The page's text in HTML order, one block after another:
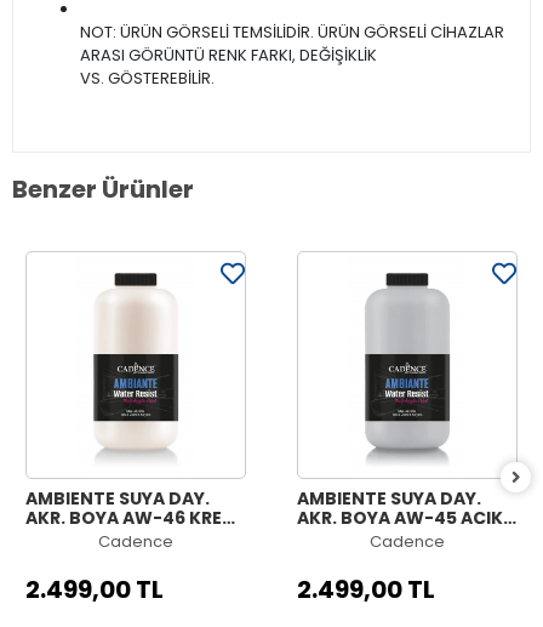
NOT: ÜRÜN GÖRSELİ TEMSİLİDİR. ÜRÜN GÖRSELİ CİHAZLAR
ARASI GÖRÜNTÜ RENK FARKI, DEĞİŞİKLİK
VS. GÖSTEREBİLİR.
Benzer Ürünler
AMBIENTE SUYA DAY.
AKR. BOYA AW-46 KREM
2000ML + KATALİZÖR
Cadence
2.499,00 TL
AMBIENTE SUYA DAY.
AKR. BOYA AW-45 AÇIK
GRİ 2000ML +
Cadence
2.499,00 TL